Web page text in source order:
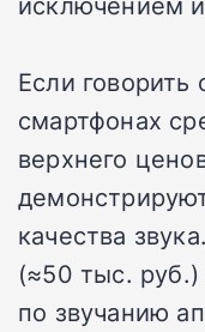
Если
смартфонах
верхнего
качества
(≈50 тыс.
по звучанию